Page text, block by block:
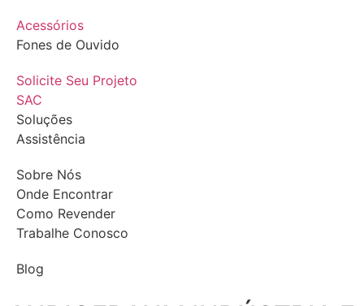
Acessórios
Fones de Ouvido
Solicite Seu Projeto
SAC
Soluções
Assistência
Sobre Nós
Onde Encontrar
Como Revender
Trabalhe Conosco
Blog